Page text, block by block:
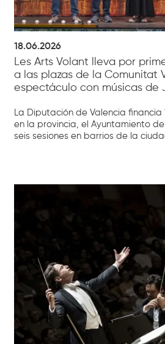
18.06.2026
Les Arts Volant lleva por
a las plazas de la Comunitat
espectáculo con músicas de
La Diputación de Valencia
en la provincia, el Ayuntamiento
seis sesiones en barrios de la